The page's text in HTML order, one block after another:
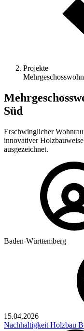
Projekte
Süd
Erschwinglicher
innovativer
ausgezeichnet.
Baden-Württemberg
15.04.2026
Nachhaltigkeit Holzbau